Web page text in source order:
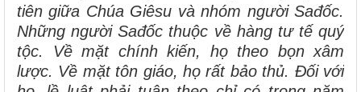
tiên giữa Chúa Giêsu và nhóm người Sađốc.
Những người Sađốc thuộc về hàng tư tế quý
tộc. Về mặt chính kiến, họ theo bọn xâm
lược. Về mặt tôn giáo, họ rất bảo thủ. Ðối với